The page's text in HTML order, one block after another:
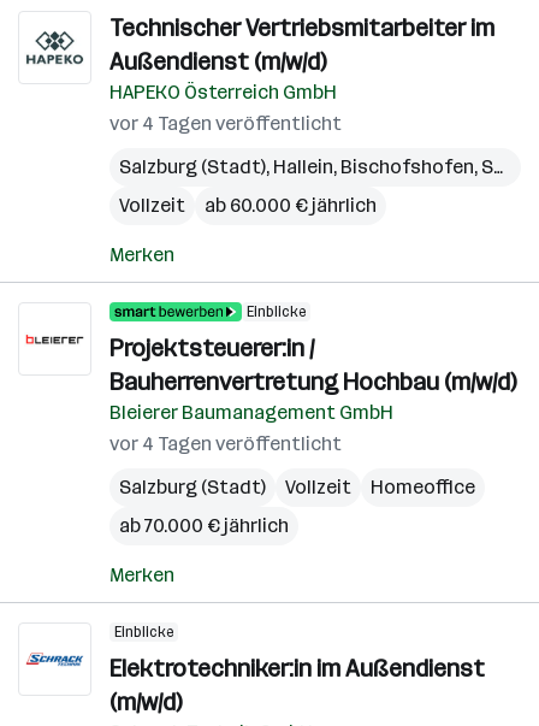
Technischer Vertriebsmitarbeiter im
Außendienst (m/w/d)
HAPEKO Österreich GmbH
vor 4 Tagen veröffentlicht
Salzburg (Stadt), Hallein, Bischofshofen, Seekirchen am Wallersee
Vollzeit
ab 60.000 € jährlich
Merken
Einblicke
Projektsteuerer:in /
Bauherrenvertretung Hochbau (m/w/d)
Bleierer Baumanagement GmbH
vor 4 Tagen veröffentlicht
Salzburg (Stadt)
Vollzeit
Homeoffice
ab 70.000 € jährlich
Merken
Einblicke
Elektrotechniker:in im Außendienst
(m/w/d)